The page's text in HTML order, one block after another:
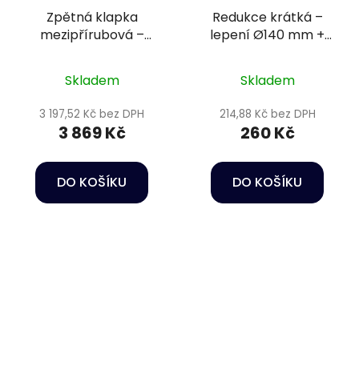
Zpětná klapka
mezipřírubová –
těsnění EPDM
Skladem
3 197,52 Kč bez DPH
3 869 Kč
DO KOŠÍKU
Redukce krátká –
lepení Ø140 mm +
Skladem
214,88 Kč bez DPH
260 Kč
DO KOŠÍKU